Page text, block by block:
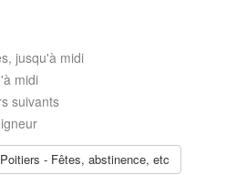
jusqu'à midi
midi
suivants
- Fêtes, abstinence, etc